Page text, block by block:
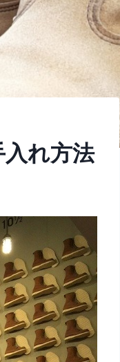
れ方法